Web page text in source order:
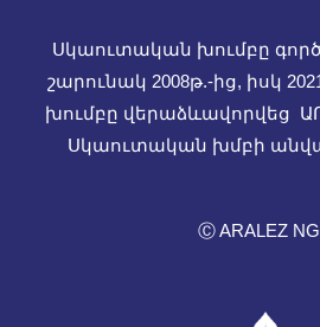
Սկաուտական խումբը
շարունակ 2008թ.-ից, իսկ
խումբը վերաձևավորվեց
Սկաուտական խմբի
Ⓒ ARALEZ